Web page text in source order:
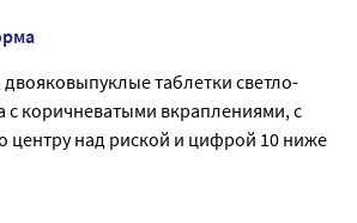
таблетки светло-
с коричневатыми вкраплениями, с
центру над риской и цифрой 10 ниже